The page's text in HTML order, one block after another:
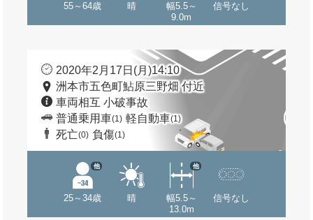
55～64歳 晴
幅5.5～
9.0m
信号なし
2020年2月17日(月)14:10
洲本市五色町鮎原三野畑 付近
車両相互 小破事故
普通乗用車(1) 軽自動車(1)
死亡(0) 負傷(1)
25～34歳
他
晴
幅5.5～
13.0m
他
信号なし